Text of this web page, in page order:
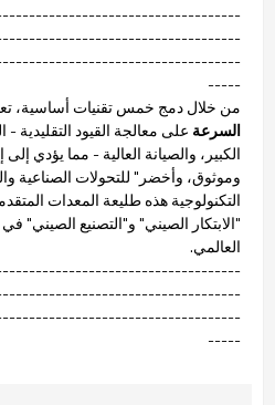
-----
من خلال دمج خمس تقنيات أساسية،
السرعة على معالجة القيود التقليدية
الكبير، والصيانة العالية - مما يؤدي
وموثوق، وأخضر" للتحولات الصناعية
التكنولوجية هذه طليعة المعدات
"الابتكار الصيني" و"التصنيع الصيني"
العالمي.
-----